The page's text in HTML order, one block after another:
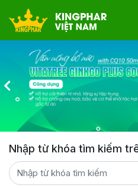
Nhập từ khóa tìm kiếm